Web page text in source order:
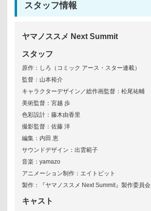
スタッフ情報
ヤマノススメ Next Summit
スタッフ
原作：しろ（コミック アース・スター連載）
監督：山本裕介
キャラクターデザイン／総作画監督：松尾祐輔
美術監督：宮越 歩
色彩設計：藤木由香里
撮影監督：佐藤 洋
編集：内田 恵
サウンドデザイン：出雲範子
音楽：yamazo
アニメーション制作：エイトビット
製作：『ヤマノススメ Next Summit』製作委員会
キャスト